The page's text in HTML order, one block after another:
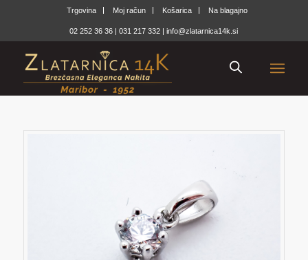
Trgovina Moj račun Košarica Na blagajno
02 252 36 36 |031 217 332 |info@zlatarnica14k.si